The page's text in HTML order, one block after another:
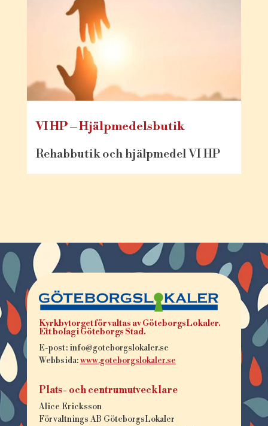
VI HP – Hjälpmedelsbutik
Rehabbutik och hjälpmedel VI HP
Kyrkbytorget förvaltas av GöteborgsLokaler.
Ett bolag i Göteborgs Stad.
E-post: info@goteborgslokaler.se
Webbsida:www.goteborgslokaler.se
Plats- och centrumutvecklare
Alice Ericksson
Förvaltnings AB GöteborgsLokaler